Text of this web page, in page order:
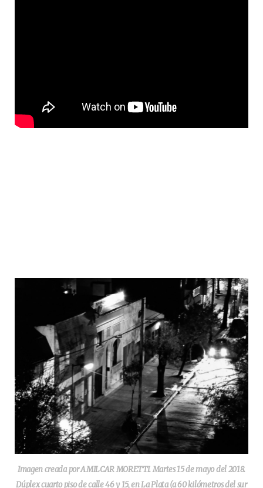
Imagen creada por AMILCAR MORETTI. Martes 15 de mayo del 2018.
Dúplex cuarto piso de calle 46 y 15, en La Plata (a 60 kilómetros del sur